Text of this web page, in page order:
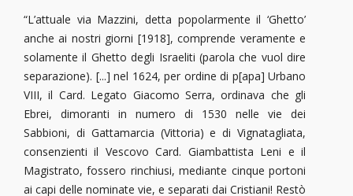
“L’attuale via Mazzini, detta popolarmente il ‘Ghetto’
anche ai nostri giorni [1918], comprende veramente e
solamente il Ghetto degli Israeliti (parola che vuol dire
separazione). [...] nel 1624, per ordine di p[apa] Urbano
VIII, il Card. Legato Giacomo Serra, ordinava che gli
Ebrei, dimoranti in numero di 1530 nelle vie dei
Sabbioni, di Gattamarcia (Vittoria) e di Vignatagliata,
consenzienti il Vescovo Card. Giambattista Leni e il
Magistrato, fossero rinchiusi, mediante cinque portoni
ai capi delle nominate vie, e separati dai Cristiani! Restò